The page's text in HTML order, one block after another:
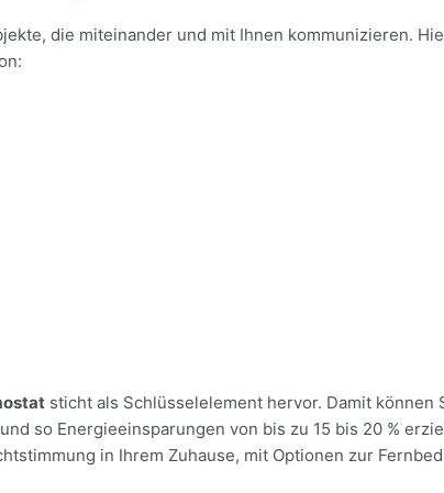
die miteinander und mit Ihnen kommunizieren.
sticht als Schlüsselelement hervor. Damit
so Energieeinsparungen von bis zu 15 bis 20 %
in Ihrem Zuhause, mit Optionen zur